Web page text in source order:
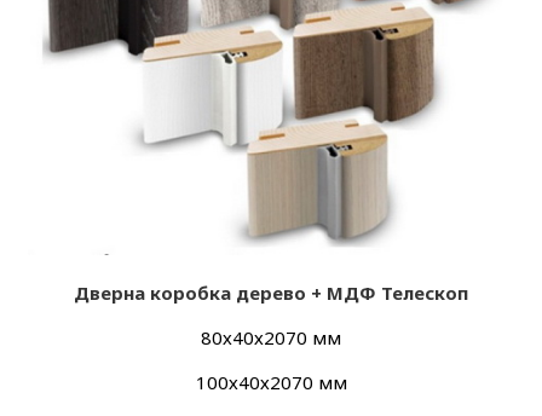
Дверна коробка дерево + МДФ Телескоп
80х40х2070 мм
100х40х2070 мм